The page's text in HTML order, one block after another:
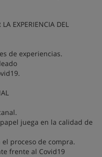
EXPERIENCIA DEL
de experiencias.
juega en la calidad de
proceso de compra.
frente al Covid19